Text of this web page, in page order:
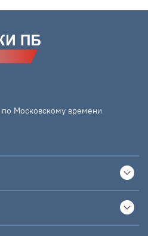
Московскому времени